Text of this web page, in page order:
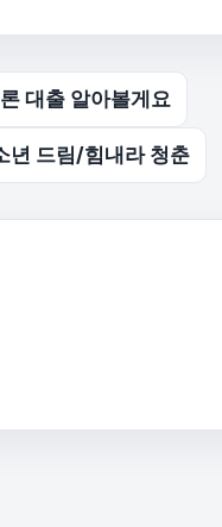
대출 알아볼게요
년 드림/힘내라 청춘